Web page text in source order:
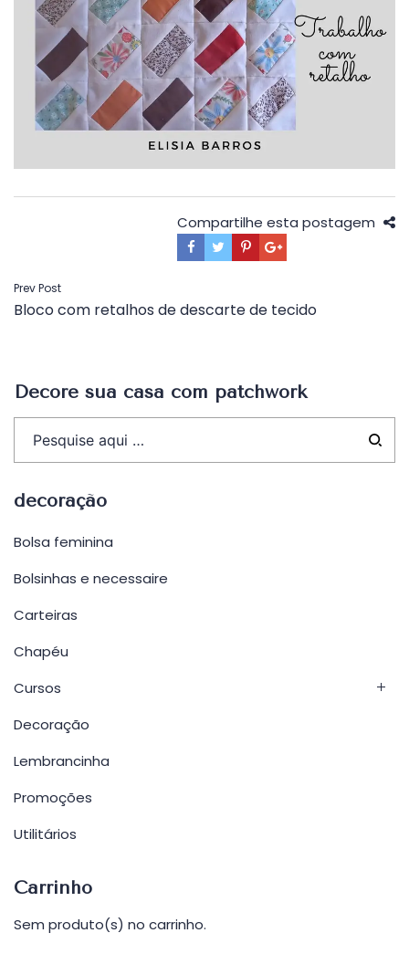
Compartilhe esta postagem
Navegação
de
Prev Post
Bloco com retalhos de descarte de tecido
Decore sua casa com patchwork
decoração
Bolsa feminina
Bolsinhas e necessaire
Carteiras
Chapéu
Cursos
Decoração
Lembrancinha
Promoções
Utilitários
Carrinho
Sem produto(s) no carrinho.